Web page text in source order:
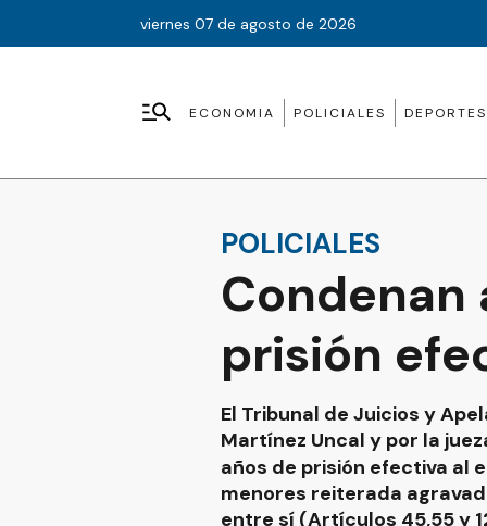
viernes 07 de agosto de 2026
ECONOMIA POLICIALES DEPORTES
POLICIALES
Condenan
prisión
El Tribunal de Juicios y
Martínez Uncal y por la
años de prisión efectiva al
menores reiterada
entre sí (Artículos 45,55 y